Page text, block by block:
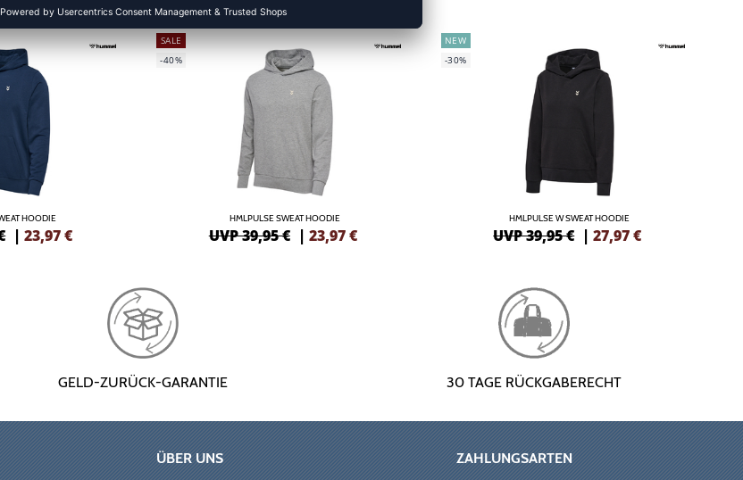
HOODIE
|23,97€
SALE
-40%
HMLPULSE SWEAT HOODIE
UVP 39,95 € | 23,97€
NEW
-30%
HMLPULSE W SWEAT HOODIE
UVP 39,95 € |27,97€
GELD-ZURÜCK-GARANTIE 30 TAGE RÜCKGABERECHT
ÜBER UNS
ZAHLUNGSARTEN